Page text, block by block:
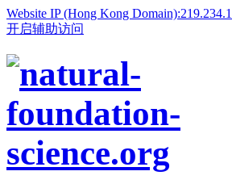
Website IP (Hong Kong
开启辅助访问